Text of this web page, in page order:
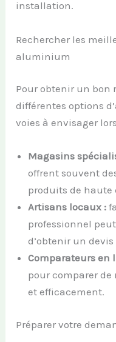
installation.
Rechercher les
aluminium
Pour obtenir un bon
différentes options
voies à envisager
Magasins
offrent souvent
produits de haute
Artisans locaux :
professionnel
d’obtenir un
Comparateurs en
pour comparer
et efficacement.
Préparer votre